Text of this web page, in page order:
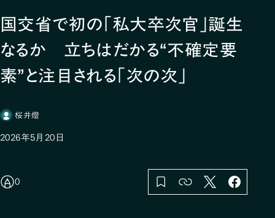
国交省で初の「私大卒次官」誕生
なるか 立ちはだかる“不確定要
素”と注目される「次の次」
桜井燈
2026年5月20日
0